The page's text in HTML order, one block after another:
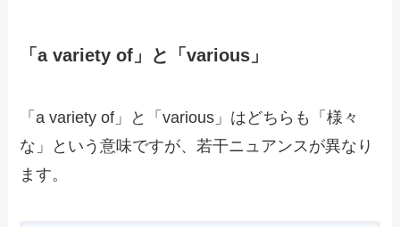
「a variety of」と「various」
「a variety of」と「various」はどちらも「様々
な」という意味ですが、若干ニュアンスが異なり
ます。